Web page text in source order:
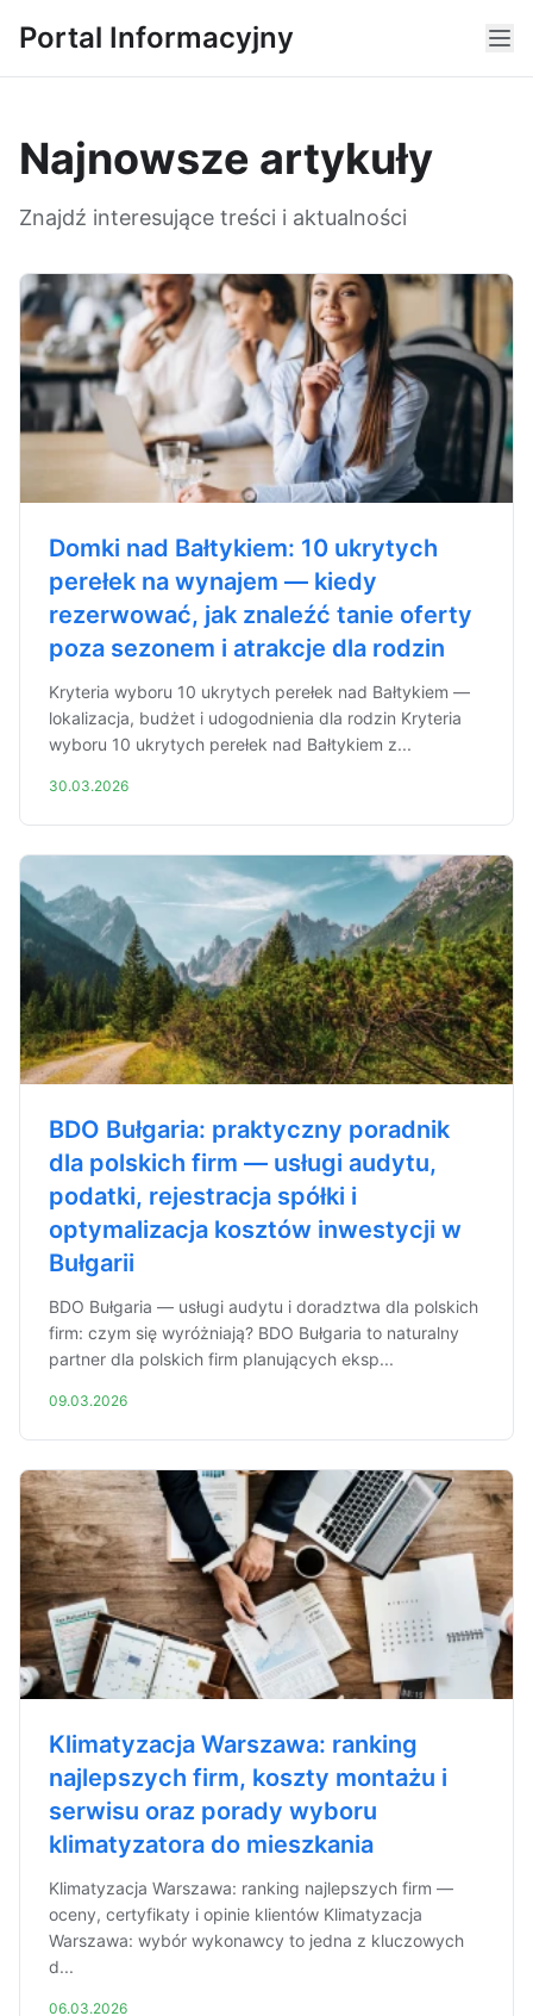
Portal Informacyjny
Najnowsze artykuły
Znajdź interesujące treści i aktualności
Domki nad Bałtykiem: 10 ukrytych
perełek na wynajem — kiedy
rezerwować, jak znaleźć tanie oferty
poza sezonem i atrakcje dla rodzin
Kryteria wyboru 10 ukrytych perełek nad Bałtykiem —
lokalizacja, budżet i udogodnienia dla rodzin Kryteria
wyboru 10 ukrytych perełek nad Bałtykiem z...
30.03.2026
BDO Bułgaria: praktyczny poradnik
dla polskich firm — usługi audytu,
podatki, rejestracja spółki i
optymalizacja kosztów inwestycji w
Bułgarii
BDO Bułgaria — usługi audytu i doradztwa dla polskich
firm: czym się wyróżniają? BDO Bułgaria to naturalny
partner dla polskich firm planujących eksp...
09.03.2026
Klimatyzacja Warszawa: ranking
najlepszych firm, koszty montażu i
serwisu oraz porady wyboru
klimatyzatora do mieszkania
Klimatyzacja Warszawa: ranking najlepszych firm —
oceny, certyfikaty i opinie klientów Klimatyzacja
Warszawa: wybór wykonawcy to jedna z kluczowych
d...
06.03.2026